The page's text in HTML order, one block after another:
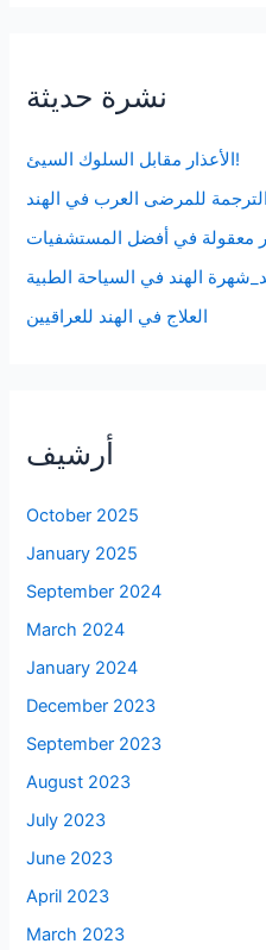
نشرة حديثة
الأعذار مقابل السلوك السيئ!
للمرضى العرب في الهند
معقولة في أفضل المستشفيات
الهند في السياحة الطبية
العلاج في الهند للعراقيين
أرشيف
October 2025
January 2025
September 2024
March 2024
January 2024
December 2023
September 2023
August 2023
July 2023
June 2023
April 2023
March 2023